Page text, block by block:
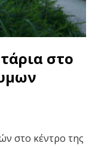
στο
στο κέντρο της